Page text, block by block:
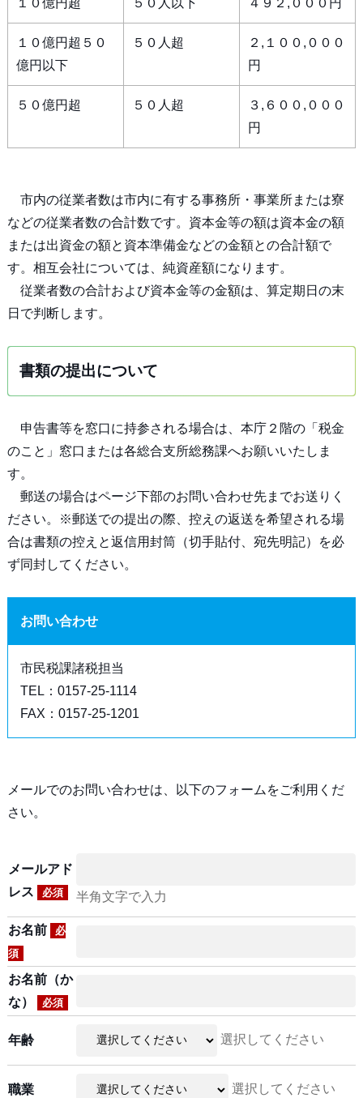
１０億円超 ５０人以下 ４９２,０００円
１０億円超５０
億円以下
５０人超
２,１００,０００
円
５０億円超 ５０人超
３,６００,０００
円
市内の従業者数は市内に有する事務所・事業所または寮
などの従業者数の合計数です。資本金等の額は資本金の額
または出資金の額と資本準備金などの金額との合計額で
す。相互会社については、純資産額になります。
従業者数の合計および資本金等の金額は、算定期日の末
日で判断します。
書類の提出について
申告書等を窓口に持参される場合は、本庁２階の「税金
のこと」窓口または各総合支所総務課へお願いいたしま
す。
郵送の場合はページ下部のお問い合わせ先までお送りく
ださい。※郵送での提出の際、控えの返送を希望される場
合は書類の控えと返信用封筒（切手貼付、宛先明記）を必
ず同封してください。
お問い合わせ
市民税課諸税担当
TEL：0157-25-1114
FAX：0157-25-1201
メールでのお問い合わせは、以下のフォームをご利用くだ
さい。
メールアド
レス
必須 半角文字で入力
お名前
必
須
お名前（か
な）
必須
年齢 選択してください
職業 選択してください